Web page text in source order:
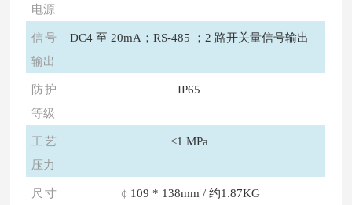
电源
信号
输出
DC4 至 20mA；RS-485 ；2 路开关量信号输出
防护
等级
IP65
工艺
压力
≤1 MPa
尺寸
￠ 109 * 138mm / 约1.87KG